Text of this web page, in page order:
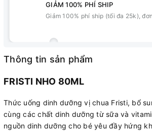
GIẢM 100% PHÍ SHIP
Giảm 100% phí ship (tối đa 25k),
Thông tin sản phẩm
FRISTI NHO 80ML
Thức uống dinh dưỡng vị chua Fristi, bổ
cùng các chất dinh dưỡng từ sữa và
nguồn dinh dưỡng cho bé yêu đầy hứng